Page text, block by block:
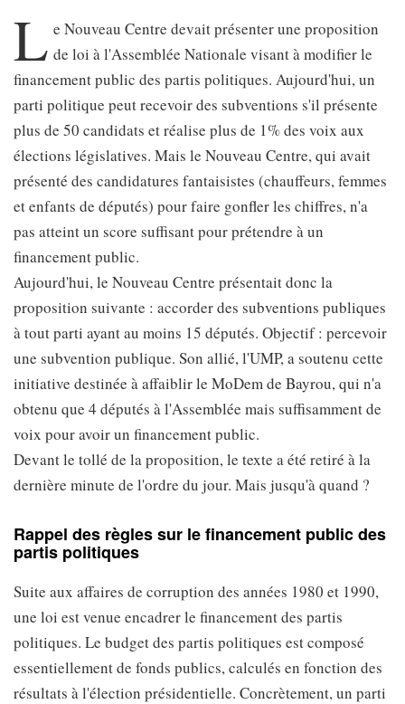
L e Nouveau Centre devait présenter une proposition
de loi à l'Assemblée Nationale visant à modifier le
financement public des partis politiques. Aujourd'hui, un
parti politique peut recevoir des subventions s'il présente
plus de 50 candidats et réalise plus de 1% des voix aux
élections législatives. Mais le Nouveau Centre, qui avait
présenté des candidatures fantaisistes (chauffeurs, femmes
et enfants de députés) pour faire gonfler les chiffres, n'a
pas atteint un score suffisant pour prétendre à un
financement public.
Aujourd'hui, le Nouveau Centre présentait donc la
proposition suivante : accorder des subventions publiques
à tout parti ayant au moins 15 députés. Objectif : percevoir
une subvention publique. Son allié, l'UMP, a soutenu cette
initiative destinée à affaiblir le MoDem de Bayrou, qui n'a
obtenu que 4 députés à l'Assemblée mais suffisamment de
voix pour avoir un financement public.
Devant le tollé de la proposition, le texte a été retiré à la
dernière minute de l'ordre du jour. Mais jusqu'à quand ?
Rappel des règles sur le financement public des
partis politiques
Suite aux affaires de corruption des années 1980 et 1990,
une loi est venue encadrer le financement des partis
politiques. Le budget des partis politiques est composé
essentiellement de fonds publics, calculés en fonction des
résultats à l'élection présidentielle. Concrètement, un parti